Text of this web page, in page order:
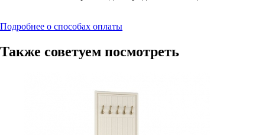
Подробнее о способах оплаты
Также советуем посмотреть